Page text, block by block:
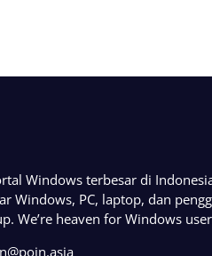
Windows terbesar di
Windows, PC, laptop, dan
We’re heaven for Windows